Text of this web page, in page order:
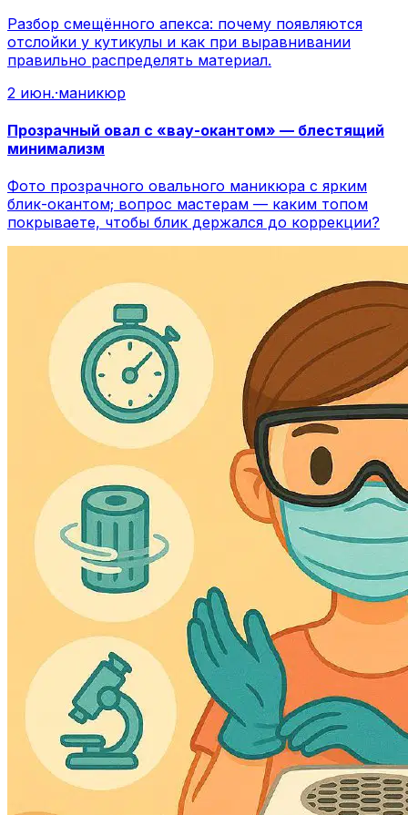
Разбор смещённого апекса: почему появляются
отслойки у кутикулы и как при выравнивании
правильно распределять материал.
2 июн.·маникюр
Прозрачный овал с «вау-окантом» — блестящий
минимализм
Фото прозрачного овального маникюра с ярким
блик-окантом; вопрос мастерам — каким топом
покрываете, чтобы блик держался до коррекции?